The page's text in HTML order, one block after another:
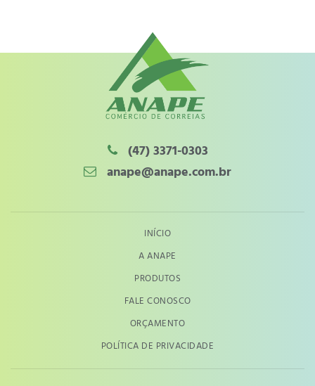
(47) 3371-0303
anape@anape.com.br
INÍCIO
A ANAPE
PRODUTOS
FALE CONOSCO
ORÇAMENTO
POLÍTICA DE PRIVACIDADE